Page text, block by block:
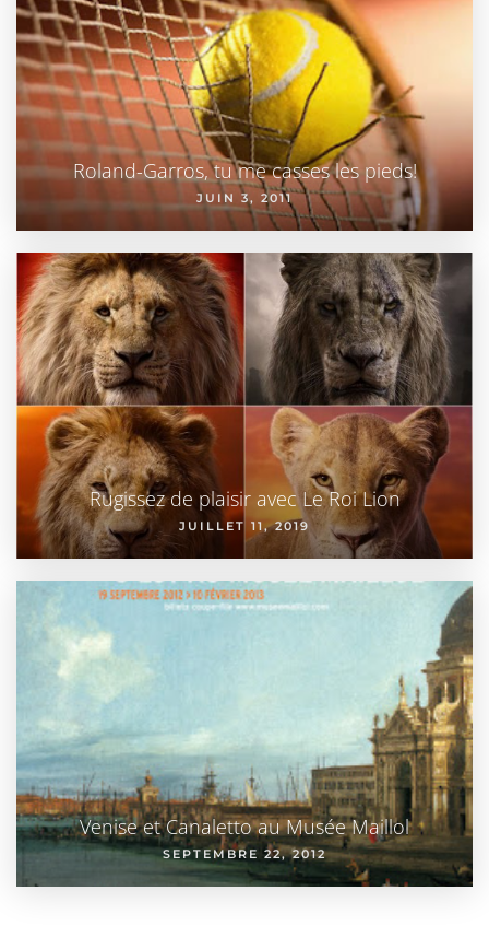
Roland-Garros, tu me casses les pieds!
JUIN 3, 2011
Rugissez de plaisir avec Le Roi Lion
JUILLET 11, 2019
Venise et Canaletto au Musée Maillol
SEPTEMBRE 22, 2012